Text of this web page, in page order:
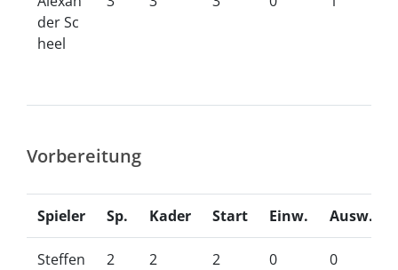
der Sc
heel
Vorbereitung
Spieler Sp. Kader Start Einw. Ausw.
Steffen
2 2 2 0 0